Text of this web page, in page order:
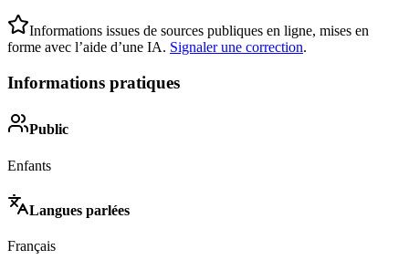
Informations issues de sources publiques en ligne, mises en
forme avec l’aide d’une IA. Signaler une correction.
Informations pratiques
Public
Enfants
Langues parlées
Français